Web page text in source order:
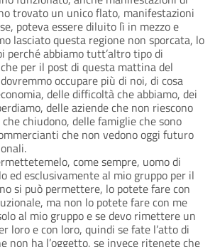
trovato un unico flato, manifestazioni
poteva essere diluito lì in mezzo e
lasciato questa regione non sporcata, lo
perché abbiamo tutt’altro tipo di
per il post di questa mattina del
occupare più di noi, di cosa
delle difficoltà che abbiamo, dei
delle aziende che non riescono
chiudono, delle famiglie che sono
che non vedono oggi futuro
come sempre, uomo di
ed esclusivamente al mio gruppo per il
si può permettere, lo potete fare con
ma non lo potete fare con me
al mio gruppo e se devo rimettere un
loro e con loro, quindi se fate l’atto di
non ha l’oggetto, se invece ritenete che